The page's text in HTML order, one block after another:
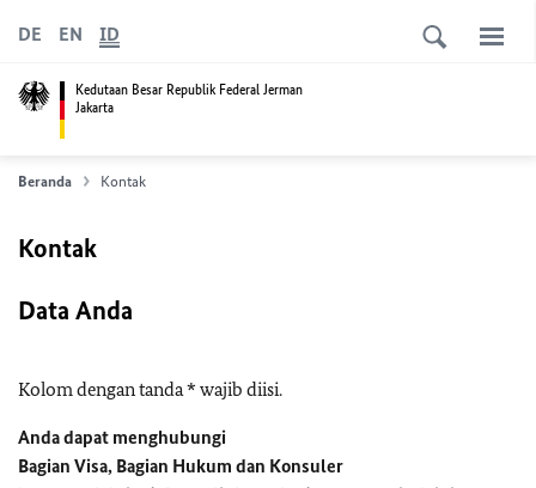
Kedutaan Besar Republik Federal Jerman
Jakarta
DE EN ID
Beranda Kontak
Kontak
Data Anda
Kolom dengan tanda * wajib diisi.
Anda dapat menghubungi
Bagian Visa, Bagian Hukum dan Konsuler